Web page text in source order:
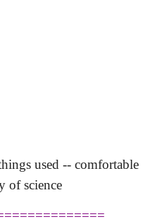
used -- comfortable
of science